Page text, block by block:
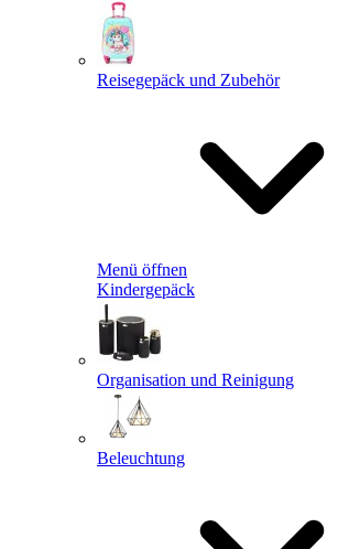
Reisegepäck und Zubehör
Menü öffnen
Kindergepäck
Organisation und Reinigung
Beleuchtung